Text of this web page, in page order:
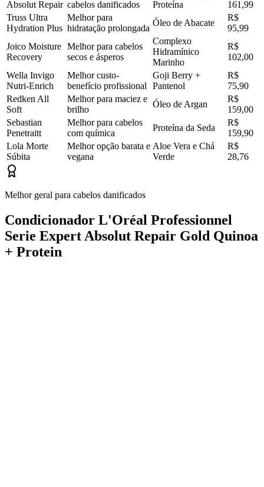
Absolut Repair cabelos danificados
Proteína
161,99
Truss Ultra
Hydration Plus
Melhor para
hidratação prolongada
Óleo de Abacate
R$
95,99
Joico Moisture
Recovery
Melhor para cabelos
secos e ásperos
Complexo
Hidramínico
Marinho
R$
102,00
Wella Invigo
Nutri-Enrich
Melhor custo-
benefício profissional
Goji Berry +
Pantenol
R$
75,90
Redken All
Soft
Melhor para maciez e
brilho
Óleo de Argan
R$
159,00
Sebastian
Penetraitt
Melhor para cabelos
com química
Proteína da Seda
R$
159,90
Lola Morte
Súbita
Melhor opção barata e
vegana
Aloe Vera e Chá
Verde
R$
28,76
Melhor geral para cabelos danificados
Condicionador L'Oréal Professionnel
Serie Expert Absolut Repair Gold Quinoa
+ Protein